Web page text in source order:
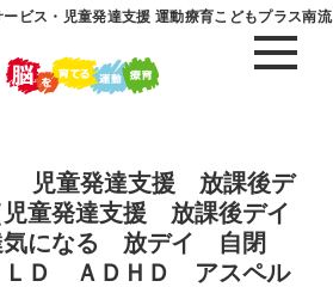
ビス・児童発達支援 運動療育こどもプラス南流
児童発達支援 放課後デ
童発達支援 放課後デイ
になる 放デイ 自閉
Ｄ ＡＤＨＤ アスペル